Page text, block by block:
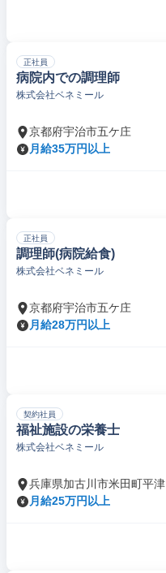
正社員
病院内での調理師
株式会社ベネミール
京都府宇治市五ケ庄
月給35万円以上
正社員
調理師(病院給食)
株式会社ベネミール
京都府宇治市五ケ庄
月給28万円以上
契約社員
福祉施設の栄養士
株式会社ベネミール
兵庫県加古川市米田町平津
月給25万円以上